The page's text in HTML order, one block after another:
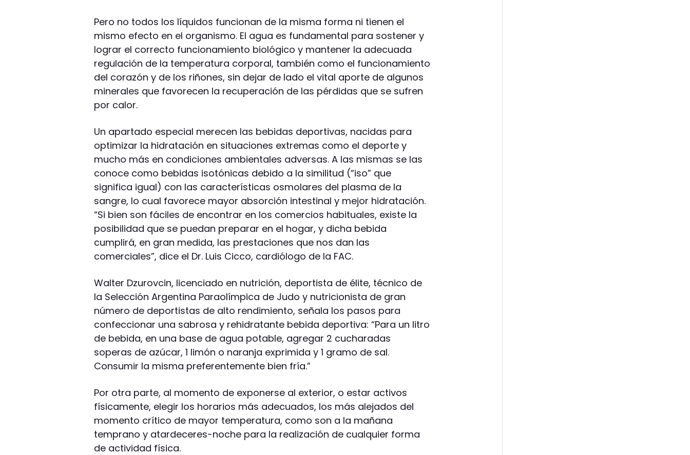
Pero no todos los líquidos funcionan de la misma forma ni tienen el
mismo efecto en el organismo. El agua es fundamental para sostener y
lograr el correcto funcionamiento biológico y mantener la adecuada
regulación de la temperatura corporal, también como el funcionamiento
del corazón y de los riñones, sin dejar de lado el vital aporte de algunos
minerales que favorecen la recuperación de las pérdidas que se sufren
por calor.
Un apartado especial merecen las bebidas deportivas, nacidas para
optimizar la hidratación en situaciones extremas como el deporte y
mucho más en condiciones ambientales adversas. A las mismas se las
conoce como bebidas isotónicas debido a la similitud (“iso” que
significa igual) con las características osmolares del plasma de la
sangre, lo cual favorece mayor absorción intestinal y mejor hidratación.
“Si bien son fáciles de encontrar en los comercios habituales, existe la
posibilidad que se puedan preparar en el hogar, y dicha bebida
cumplirá, en gran medida, las prestaciones que nos dan las
comerciales”, dice el Dr. Luis Cicco, cardiólogo de la FAC.
Walter Dzurovcin, licenciado en nutrición, deportista de élite, técnico de
la Selección Argentina Paraolímpica de Judo y nutricionista de gran
número de deportistas de alto rendimiento, señala los pasos para
confeccionar una sabrosa y rehidratante bebida deportiva: “Para un litro
de bebida, en una base de agua potable, agregar 2 cucharadas
soperas de azúcar, 1 limón o naranja exprimida y 1 gramo de sal.
Consumir la misma preferentemente bien fría.”
Por otra parte, al momento de exponerse al exterior, o estar activos
físicamente, elegir los horarios más adecuados, los más alejados del
momento crítico de mayor temperatura, como son a la mañana
temprano y atardeceres-noche para la realización de cualquier forma
de actividad física.